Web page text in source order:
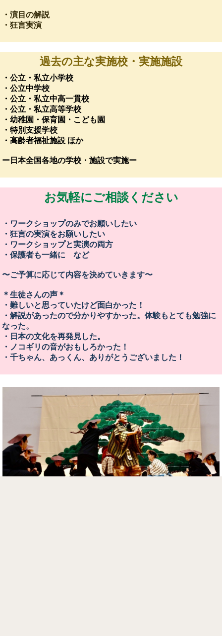
・演目の解説
・狂言実演
過去の主な実施校・実施施設
・公立・私立小学校
・公立中学校
・公立・私立中高一貫校
・公立・私立高等学校
・幼稚園・保育園・こども園
・特別支援学校
・高齢者福祉施設 ほか
ー日本全国各地の学校・施設で実施ー
お気軽にご相談ください
・ワークショップのみでお願いしたい
・狂言の実演をお願いしたい
・ワークショップと実演の両方
・保護者も一緒に など
〜ご予算に応じて内容を決めていきます〜
＊生徒さんの声＊
・難しいと思っていたけど面白かった！
・解説があったので分かりやすかった。体験もとても勉強に
なった。
・日本の文化を再発見した。
・ノコギリの音がおもしろかった！
・千ちゃん、あっくん、ありがとうございました！